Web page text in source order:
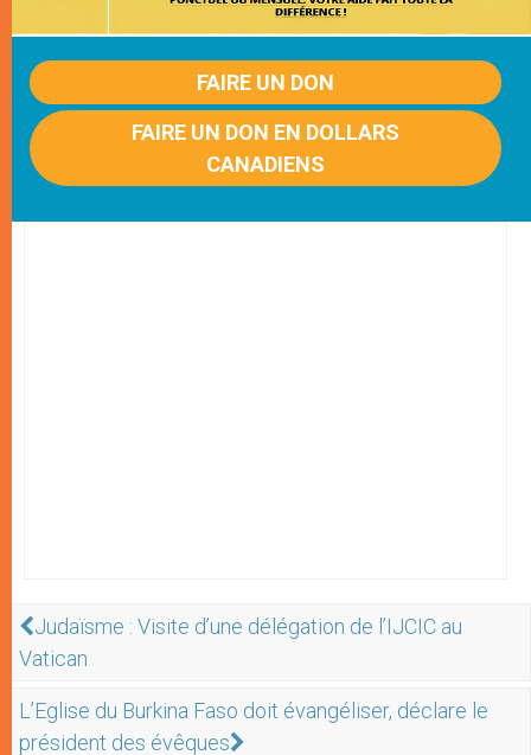
FAIRE UN DON
FAIRE UN DON EN DOLLARS
CANADIENS
Judaïsme : Visite d’une délégation de l’IJCIC au
Vatican
L’Eglise du Burkina Faso doit évangéliser, déclare le
président des évêques